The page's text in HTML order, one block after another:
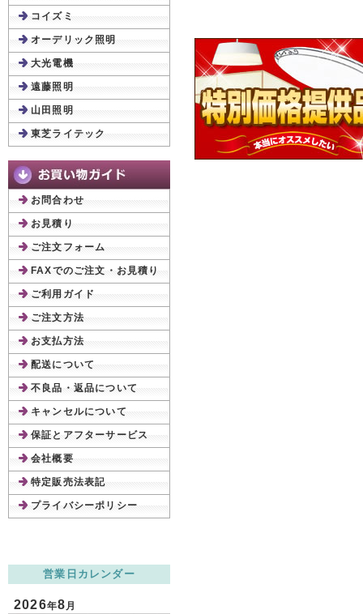
コイズミ
オーデリック照明
大光電機
遠藤照明
山田照明
東芝ライテック
お問合わせ
お見積り
ご注文フォーム
FAXでのご注文・お見積り
ご利用ガイド
ご注文方法
お支払方法
配送について
不良品・返品について
キャンセルについて
保証とアフターサービス
会社概要
特定販売法表記
プライバシーポリシー
営業日カレンダー
2026年8月